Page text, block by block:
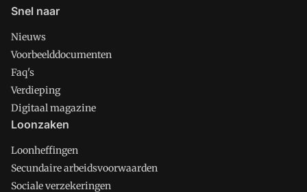
Snel naar
Nieuws
Voorbeelddocumenten
Faq's
Verdieping
Digitaal magazine
Loonzaken
Loonheffingen
Secundaire arbeidsvoorwaarden
Sociale verzekeringen